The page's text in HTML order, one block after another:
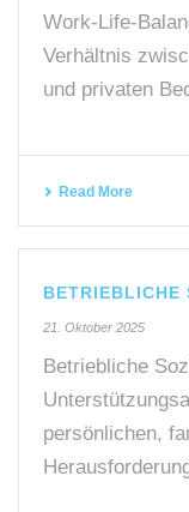
Work-Life-
Verhältnis
und privaten
Read More
BETRIEBLICHE
21. Oktober 2025
Betriebliche
persönlichen,